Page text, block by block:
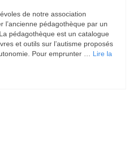
de notre association
l’ancienne pédagothèque par un
pédagothèque est un catalogue
et outils sur l’autisme proposés
Pour emprunter … Lire la